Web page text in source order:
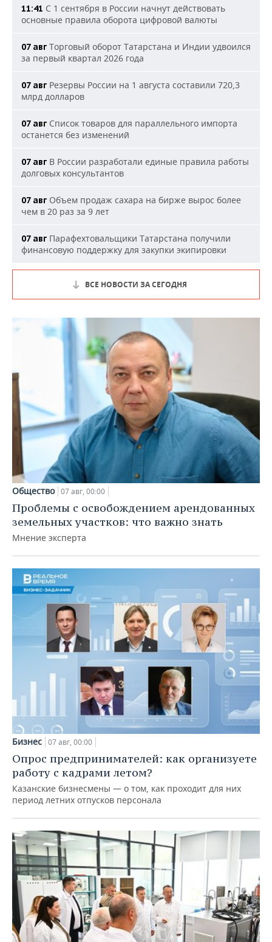
11:41 С 1 сентября в России начнут действовать
основные правила оборота цифровой валюты
07 авг Торговый оборот Татарстана и Индии удвоился
за первый квартал 2026 года
07 авг Резервы России на 1 августа составили 720,3
млрд долларов
07 авг Список товаров для параллельного импорта
останется без изменений
07 авг В России разработали единые правила работы
долговых консультантов
07 авг Объем продаж сахара на бирже вырос более
чем в 20 раз за 9 лет
07 авг Парафехтовальщики Татарстана получили
финансовую поддержку для закупки экипировки
ВСЕ НОВОСТИ ЗА СЕГОДНЯ
Общество 07 авг, 00:00
Проблемы с освобождением арендованных
земельных участков: что важно знать
Мнение эксперта
Бизнес 07 авг, 00:00
Опрос предпринимателей: как организуете
работу с кадрами летом?
Казанские бизнесмены — о том, как проходит для них
период летних отпусков персонала